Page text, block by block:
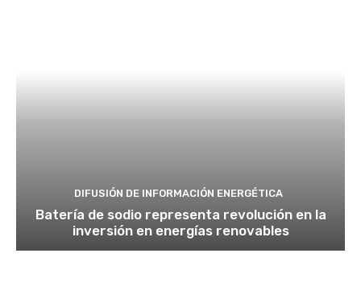
DIFUSIÓN DE INFORMACIÓN ENERGÉTICA
Batería de sodio representa revolución en la
inversión en energías renovables